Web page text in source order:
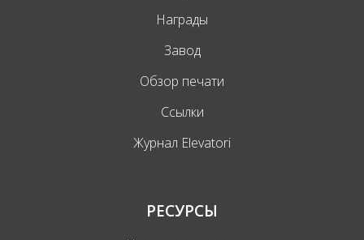
Награды
Завод
Обзор печати
Ссылки
Журнал Elevatori
РЕСУРСЫ